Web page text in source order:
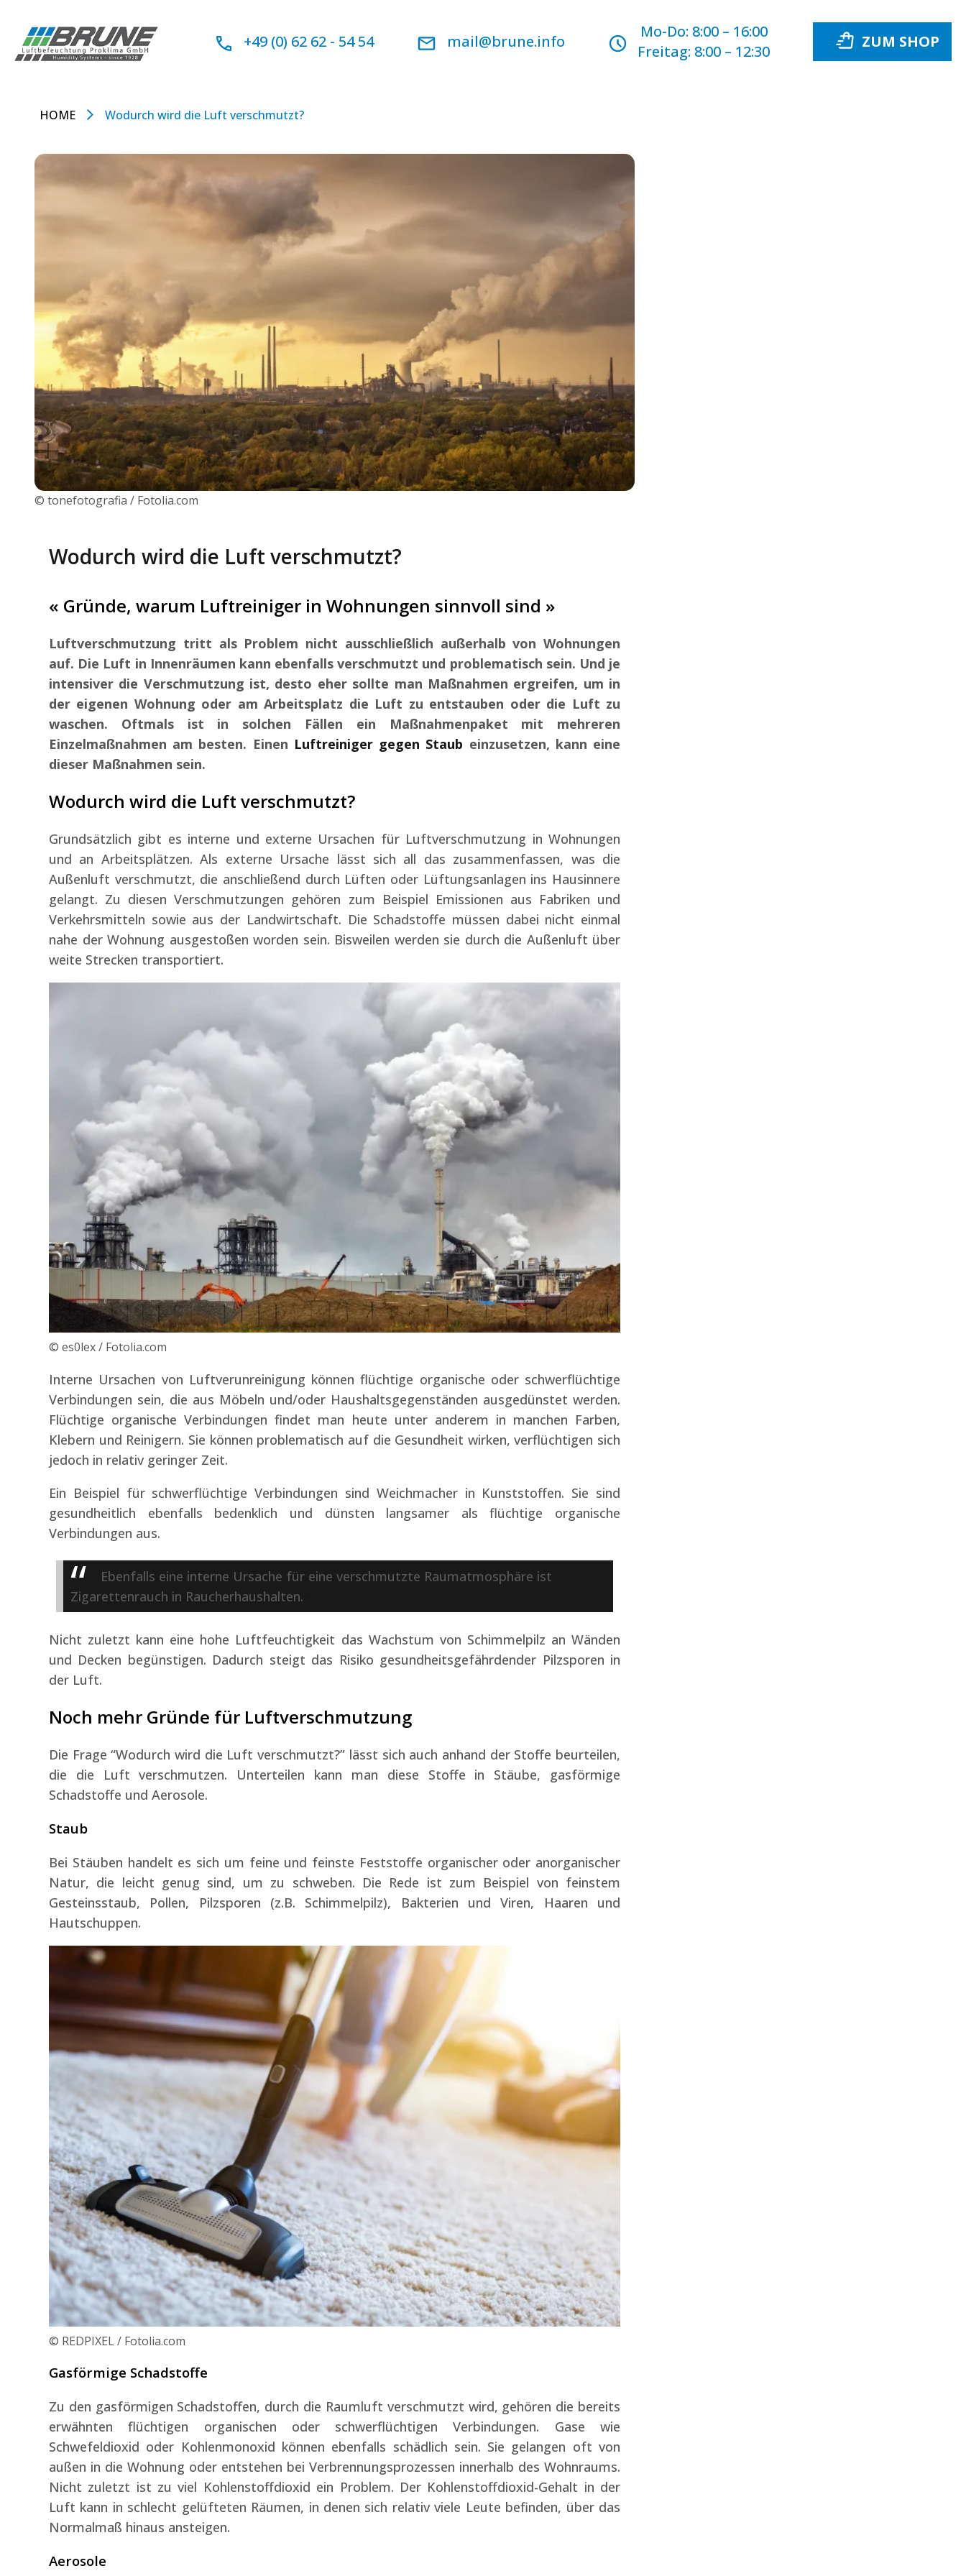
Inhalt
springen
+49 (0) 62 62 - 54 54
Mo-Do: 8:00 – 16:00
Freitag: 8:00 – 12:30
mail@brune.info
HOME Wodurch wird die Luft verschmutzt?
© tonefotografia / Fotolia.com
Wodurch wird die Luft verschmutzt?
« Gründe, warum Luftreiniger in Wohnungen sinnvoll sind »
Luftverschmutzung tritt als Problem nicht ausschließlich außerhalb von Wohnungen
auf. Die Luft in Innenräumen kann ebenfalls verschmutzt und problematisch sein. Und je
intensiver die Verschmutzung ist, desto eher sollte man Maßnahmen ergreifen, um in
der eigenen Wohnung oder am Arbeitsplatz die Luft zu entstauben oder die Luft zu
waschen. Oftmals ist in solchen Fällen ein Maßnahmenpaket mit mehreren
Einzelmaßnahmen am besten. Einen Luftreiniger gegen Staub einzusetzen, kann eine
dieser Maßnahmen sein.
Wodurch wird die Luft verschmutzt?
Grundsätzlich gibt es interne und externe Ursachen für Luftverschmutzung in Wohnungen
und an Arbeitsplätzen. Als externe Ursache lässt sich all das zusammenfassen, was die
Außenluft verschmutzt, die anschließend durch Lüften oder Lüftungsanlagen ins Hausinnere
gelangt. Zu diesen Verschmutzungen gehören zum Beispiel Emissionen aus Fabriken und
Verkehrsmitteln sowie aus der Landwirtschaft. Die Schadstoffe müssen dabei nicht einmal
nahe der Wohnung ausgestoßen worden sein. Bisweilen werden sie durch die Außenluft über
weite Strecken transportiert.
© es0lex / Fotolia.com
Interne Ursachen von Luftverunreinigung können flüchtige organische oder schwerflüchtige
Verbindungen sein, die aus Möbeln und/oder Haushaltsgegenständen ausgedünstet werden.
Flüchtige organische Verbindungen findet man heute unter anderem in manchen Farben,
Klebern und Reinigern. Sie können problematisch auf die Gesundheit wirken, verflüchtigen sich
jedoch in relativ geringer Zeit.
Ein Beispiel für schwerflüchtige Verbindungen sind Weichmacher in Kunststoffen. Sie sind
gesundheitlich ebenfalls bedenklich und dünsten langsamer als flüchtige organische
Verbindungen aus.
Ebenfalls eine interne Ursache für eine verschmutzte Raumatmosphäre ist
Zigarettenrauch in Raucherhaushalten.
Nicht zuletzt kann eine hohe Luftfeuchtigkeit das Wachstum von Schimmelpilz an Wänden
und Decken begünstigen. Dadurch steigt das Risiko gesundheitsgefährdender Pilzsporen in
der Luft.
Noch mehr Gründe für Luftverschmutzung
Die Frage “Wodurch wird die Luft verschmutzt?” lässt sich auch anhand der Stoffe beurteilen,
die die Luft verschmutzen. Unterteilen kann man diese Stoffe in Stäube, gasförmige
Schadstoffe und Aerosole.
Staub
Bei Stäuben handelt es sich um feine und feinste Feststoffe organischer oder anorganischer
Natur, die leicht genug sind, um zu schweben. Die Rede ist zum Beispiel von feinstem
Gesteinsstaub, Pollen, Pilzsporen (z.B. Schimmelpilz), Bakterien und Viren, Haaren und
Hautschuppen.
© REDPIXEL / Fotolia.com
Gasförmige Schadstoffe
Zu den gasförmigen Schadstoffen, durch die Raumluft verschmutzt wird, gehören die bereits
erwähnten flüchtigen organischen oder schwerflüchtigen Verbindungen. Gase wie
Schwefeldioxid oder Kohlenmonoxid können ebenfalls schädlich sein. Sie gelangen oft von
außen in die Wohnung oder entstehen bei Verbrennungsprozessen innerhalb des Wohnraums.
Nicht zuletzt ist zu viel Kohlenstoffdioxid ein Problem. Der Kohlenstoffdioxid-Gehalt in der
Luft kann in schlecht gelüfteten Räumen, in denen sich relativ viele Leute befinden, über das
Normalmaß hinaus ansteigen.
Aerosole